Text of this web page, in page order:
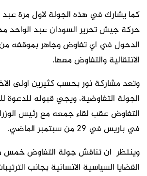
كما يشارك في هذه الجولة لاول مرة عبد
حركة جيش تحرير السودان عبد الواحد
الدحول في اي تفاوض وجاهر بموقفه
الانتقالية والتفاوض معها.
وتعد مشاركة نور بحسب كثيرين اولى
الجولة التفاوضية، ويجي قبوله للدعوة
التفاوض عقب لقاء جمعه مع رئيس
في باريس في 29 من سبتمبر الماضي.
وينتظر ان تناقش جولة التفاوض خمس
القضايا السياسية الانسانية بجانب